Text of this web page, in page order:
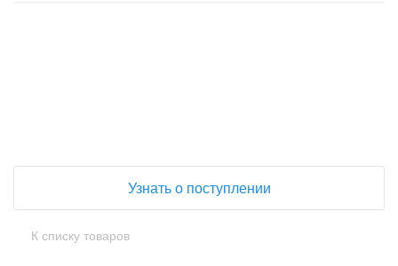
Узнать о поступлении
К списку товаров